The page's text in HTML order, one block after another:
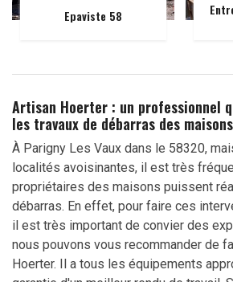
Epaviste 58
Artisan Hoerter : un professionnel
les travaux de débarras des maisons
À Parigny Les Vaux dans le 58320,
localités avoisinantes, il est très
propriétaires des maisons puissent
débarras. En effet, pour faire ces
il est très important de convier des
nous pouvons vous recommander de
Hoerter. Il a tous les équipements